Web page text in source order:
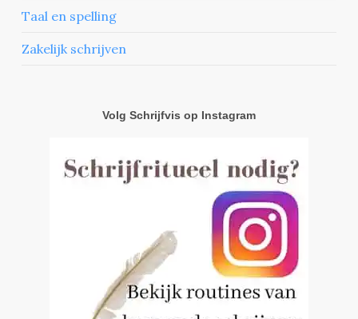
Taal en spelling
Zakelijk schrijven
Volg Schrijfvis op Instagram